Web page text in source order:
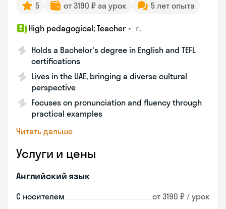
5 от 3190 ₽ за урок 5 лет опыта
High pedagogical; Teacher • г.
Holds a Bachelor's degree in English and TEFL
certifications
Lives in the UAE, bringing a diverse cultural
perspective
Focuses on pronunciation and fluency through
practical examples
Читать дальше
Услуги и цены
Английский язык
С носителем от 3190 ₽ / урок